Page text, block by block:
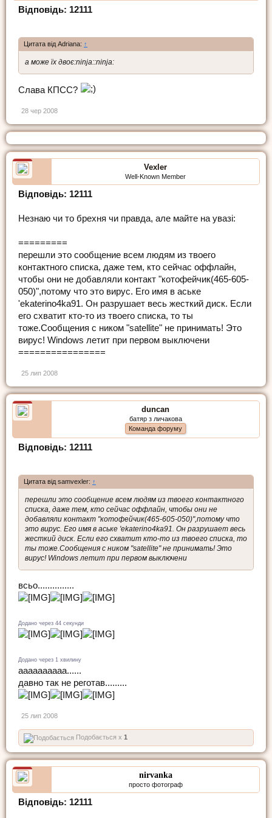
Відповідь: 12111
Цитата від Adriana: ↑
а може їх двоє:ninja::ninja:
Слава КПСС?
28 чер 2008
Vexler
Well-Known Member
Відповідь: 12111
Незнаю чи то брехня чи правда, але майте на увазі:
=========
перешли это сообщение всем людям из твоего
контактного списка, даже тем, кто сейчас оффлайн,
чтобы они не добавляли контакт "котофейчик(465-605-
050)",потому что это вирус. Его имя в аське
'еkaterino4ka91. Он разрушает весь жесткий диск. Если
его схватит кто-то из твоего списка, то ты
тоже.Сообщения с ником "satellite" не принимать! Это
вирус! Windows летит при первом выключени
================
25 лип 2008
duncan
батяр з личакова
Команда форуму
Відповідь: 12111
Цитата від samvexler: ↑
перешли это сообщение всем людям из твоего контактного
списка, даже тем, кто сейчас оффлайн, чтобы они не
добавляли контакт "котофейчик(465-605-050)",потому что
это вирус. Его имя в аське 'еkaterino4ka91. Он разрушает весь
жесткий диск. Если его схватит кто-то из твоего списка, то
ты тоже.Сообщения с ником "satellite" не принимать! Это
вирус! Windows летит при первом выключени
всьо...............
Додано через 44 секунди
Додано через 1 хвилину
аааааааааа......
давно так не реготав.........
25 лип 2008
Подобається x 1
nirvanka
просто фотограф
Відповідь: 12111